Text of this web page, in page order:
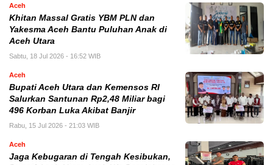
Aceh
Khitan Massal Gratis YBM PLN dan
Yakesma Aceh Bantu Puluhan Anak di
Aceh Utara
Sabtu, 18 Jul 2026 - 16:52 WIB
Aceh
Bupati Aceh Utara dan Kemensos RI
Salurkan Santunan Rp2,48 Miliar bagi
496 Korban Luka Akibat Banjir
Rabu, 15 Jul 2026 - 21:03 WIB
Aceh
Jaga Kebugaran di Tengah Kesibukan,